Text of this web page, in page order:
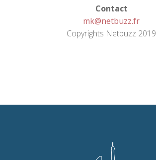
Contact
mk@netbuzz.fr
Copyrights Netbuzz 2019